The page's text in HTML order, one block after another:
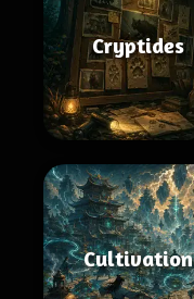
Cryptides
Cultivation